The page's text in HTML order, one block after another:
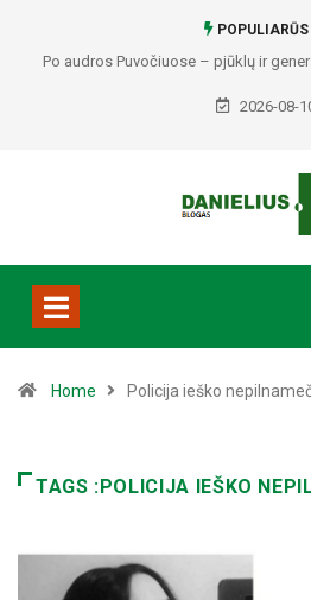
POPULIARŪS
Po audros Puvočiuose – pjūklų ir
gyventi“ (video)
2026-08-
Home Policija ieško
TAGS :POLICIJA IEŠKO